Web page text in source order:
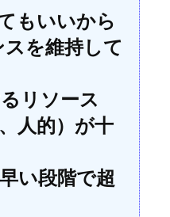
もいいから
を維持して
リソース
人的）が十
い段階で超